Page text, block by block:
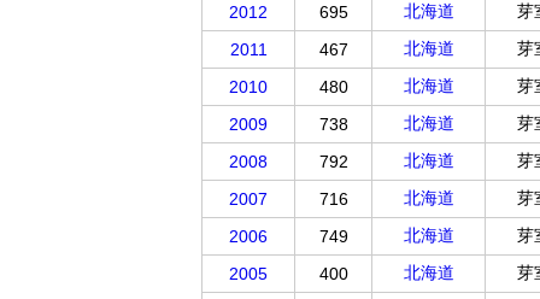
2012
695 北海道 芽
2011
467 北海道 芽
2010
480 北海道 芽
2009
738 北海道 芽
2008
792 北海道 芽
2007
716 北海道 芽
2006
749 北海道 芽
2005
400 北海道 芽